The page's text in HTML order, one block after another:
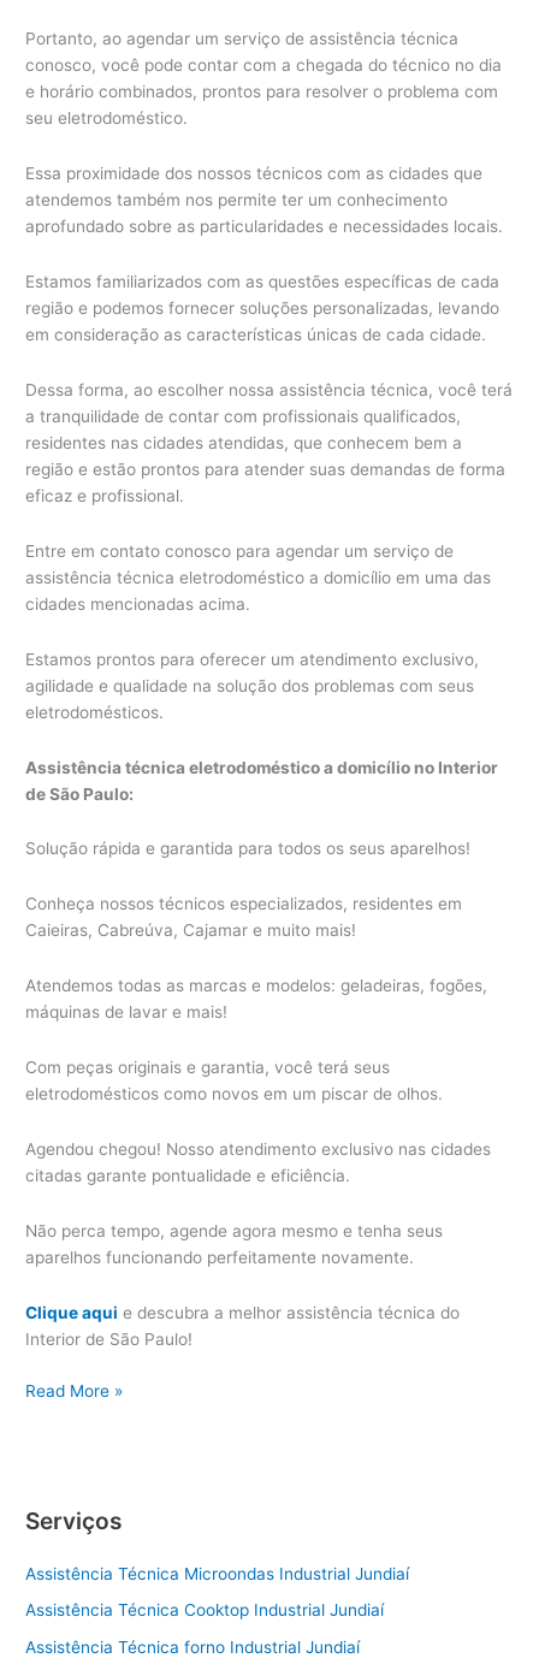
Portanto, ao agendar um serviço de assistência técnica
conosco, você pode contar com a chegada do técnico no dia
e horário combinados, prontos para resolver o problema com
seu eletrodoméstico.
Essa proximidade dos nossos técnicos com as cidades que
atendemos também nos permite ter um conhecimento
aprofundado sobre as particularidades e necessidades locais.
Estamos familiarizados com as questões específicas de cada
região e podemos fornecer soluções personalizadas, levando
em consideração as características únicas de cada cidade.
Dessa forma, ao escolher nossa assistência técnica, você terá
a tranquilidade de contar com profissionais qualificados,
residentes nas cidades atendidas, que conhecem bem a
região e estão prontos para atender suas demandas de forma
eficaz e profissional.
Entre em contato conosco para agendar um serviço de
assistência técnica eletrodoméstico a domicílio em uma das
cidades mencionadas acima.
Estamos prontos para oferecer um atendimento exclusivo,
agilidade e qualidade na solução dos problemas com seus
eletrodomésticos.
Assistência técnica eletrodoméstico a domicílio no Interior
de São Paulo:
Solução rápida e garantida para todos os seus aparelhos!
Conheça nossos técnicos especializados, residentes em
Caieiras, Cabreúva, Cajamar e muito mais!
Atendemos todas as marcas e modelos: geladeiras, fogões,
máquinas de lavar e mais!
Com peças originais e garantia, você terá seus
eletrodomésticos como novos em um piscar de olhos.
Agendou chegou! Nosso atendimento exclusivo nas cidades
citadas garante pontualidade e eficiência.
Não perca tempo, agende agora mesmo e tenha seus
aparelhos funcionando perfeitamente novamente.
Clique aqui e descubra a melhor assistência técnica do
Interior de São Paulo!
Valinhos
Read More »
Serviços
Assistência Técnica Microondas Industrial Jundiaí
Assistência Técnica Cooktop Industrial Jundiaí
Assistência Técnica forno Industrial Jundiaí